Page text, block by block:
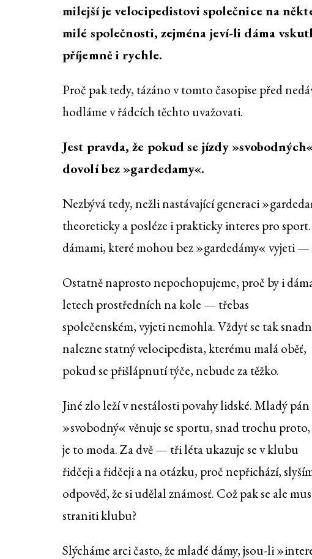
milejší je velocipedistovi společnice na
milé společnosti, zejména jeví-li dáma
příjemně i rychle.
Proč pak tedy, tázáno v tomto časopise před
hodláme v řádcích těchto uvažovati.
Jest pravda, že pokud se jízdy
dovolí bez »gardedamy«.
Nezbývá tedy, nežli nastávající generaci
theoreticky a posléze i prakticky interes pro
dámami, které mohou bez »gardedámy« vyjeti
Ostatně naprosto nepochopujeme, proč by i
letech prostředních na kole — třebas
společenském, vyjeti nemohla. Vždyť se tak
nalezne statný velocipedista, kterému malá oběť,
pokud se přišlápnutí týče, nebude za těžko.
Jiné zlo leží v nestálosti povahy lidské. Mladý pán
»svobodný« věnuje se sportu, snad trochu proto,
je to moda. Za dvě — tři léta ukazuje se v klubu
řidčeji a řidčeji a na otázku, proč nepřichází,
odpověď, že si udělal známosť. Což pak se ale
straniti klubu?
Slýcháme arci často, že mladé dámy, jsou-li